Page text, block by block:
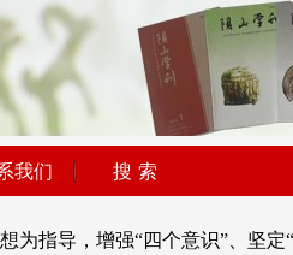
为指导，增强“四个意识”、坚定
我们 搜 索